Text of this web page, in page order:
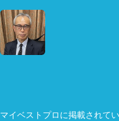
マイベストプロに掲載されて